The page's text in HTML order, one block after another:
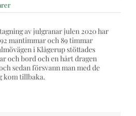
Om oss
Press och Media
av julgranar julen 2020 har
mantimmar och 89 timmar
i Klågerup stöttades
och bord och en hårt dragen
sedan försvann man med de
kom tillbaka.